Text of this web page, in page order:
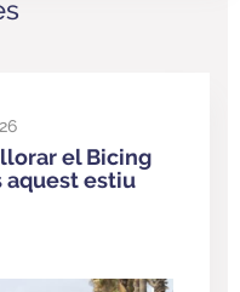
el Bicing
aquest estiu